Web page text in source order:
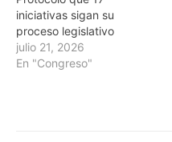
iniciativas sigan su
proceso legislativo
julio 21, 2026
En "Congreso"